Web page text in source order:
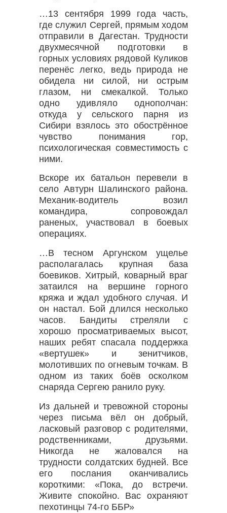
…13 сентября 1999 года часть,
где служил Сергей, прямым ходом
отправили в Дагестан. Трудности
двухмесячной подготовки в
горных условиях рядовой Куликов
перенёс легко, ведь природа не
обидела ни силой, ни острым
глазом, ни смекалкой. Только
одно удивляло однополчан:
откуда у сельского парня из
Сибири взялось это обострённое
чувство понимания гор,
психологическая совместимость с
ними.
Вскоре их батальон перевели в
село Автурн Шалинского района.
Механик-водитель возил
командира, сопровождал
раненых, участвовал в боевых
операциях.
…В тесном Аргунском ущелье
располагалась крупная база
боевиков. Хитрый, коварный враг
затаился на вершине горного
кряжа и ждал удобного случая. И
он настал. Бой длился несколько
часов. Бандиты стреляли с
хорошо просматриваемых высот,
наших ребят спасала поддержка
«вертушек» и зенитчиков,
молотивших по огневым точкам. В
одном из таких боёв осколком
снаряда Сергею ранило руку.
Из дальней и тревожной стороны
через письма вёл он добрый,
ласковый разговор с родителями,
родственниками, друзьями.
Никогда не жаловался на
трудности солдатских будней. Все
его послания оканчивались
короткими: «Пока, до встречи.
Живите спокойно. Вас охраняют
пехотинцы 74-го ББР»